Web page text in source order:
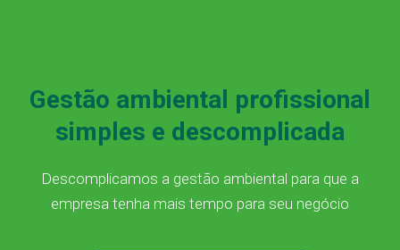
Gestão ambiental profissional
simples e descomplicada
Descomplicamos a gestão ambiental para que a
empresa tenha mais tempo para seu negócio